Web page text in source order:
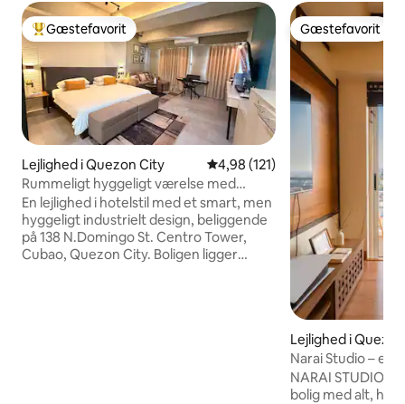
Bedste gæstefavorit
Gæstefavorit
Lejlighed i Quezon City 4,98 ud af 5 i gennemsnitlig
4,98 (121)
Rummeligt hyggeligt værelse med
parkering, smart-tv og slank PS5
En lejlighed i hotelstil med et smart, men
hyggeligt industrielt design, beliggende
på 138 N.Domingo St. Centro Tower,
Cubao, Quezon City. Boligen ligger
Gæstefavorit
Gæstefavorit
Lejlighed i
Narai Studio – en
byen
NARAI STUDIO
bolig med alt,